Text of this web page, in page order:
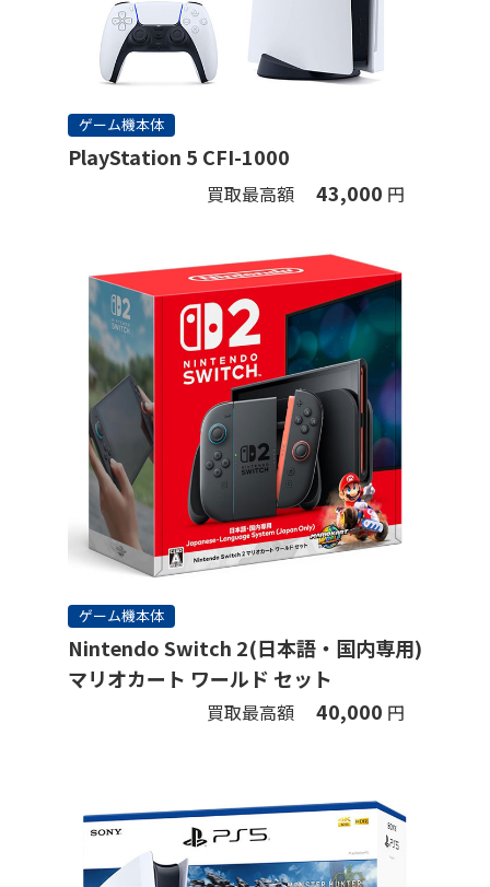
ゲーム機本体
PlayStation 5 CFI-1000
買取最高額 43,000 円
ゲーム機本体
Nintendo Switch 2(日本語・国内専用)
マリオカート ワールド セット
買取最高額 40,000 円